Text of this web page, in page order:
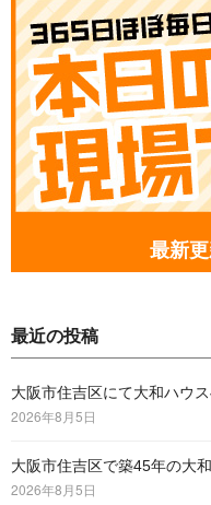
最新
最近の投稿
大阪市住吉区にて大和ハウ
2026年8月5日
大阪市住吉区で築45年の大
2026年8月5日